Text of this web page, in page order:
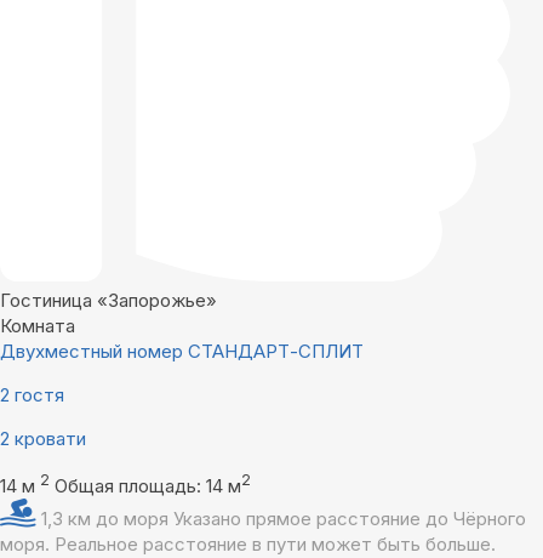
Гостиница «Запорожье»
Комната
Двухместный номер СТАНДАРТ-СПЛИТ
2 гостя
2 кровати
14 м 2 Общая площадь: 14 м2
1,3 км до моря Указано прямое расстояние до Чёрного
моря. Реальное расстояние в пути может быть больше.